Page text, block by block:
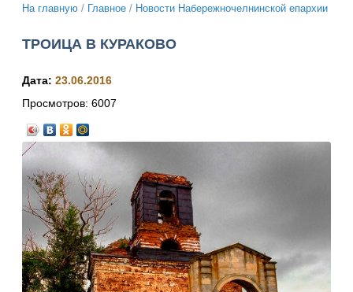
На главную / Главное / Новости Набережночелнинской епархии
ТРОИЦА В КУРАКОВО
Дата: 23.06.2016
Просмотров: 6007